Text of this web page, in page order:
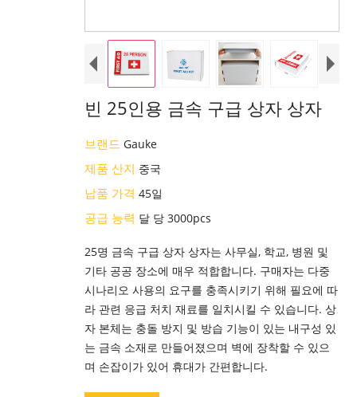
빈 25인용 금속 구급 상자 상자
브랜드 Gauke
제품 산지 중국
납품 가격 45일
공급 능력 달 당 3000pcs
25명 금속 구급 상자 상자는 사무실, 학교, 병원 및
기타 공공 장소에 매우 적합합니다. 구매자는 다중
시나리오 사용의 요구를 충족시키기 위해 필요에 따
라 관련 응급 처치 재료를 일치시킬 수 있습니다. 상
자 본체는 충돌 방지 및 방습 기능이 있는 내구성 있
는 금속 소재로 만들어졌으며 벽에 장착할 수 있으
며 손잡이가 있어 휴대가 간편합니다.